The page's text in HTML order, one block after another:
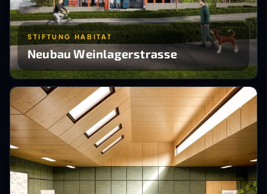
STIFTUNG HABITAT
Neubau Weinlagerstrasse